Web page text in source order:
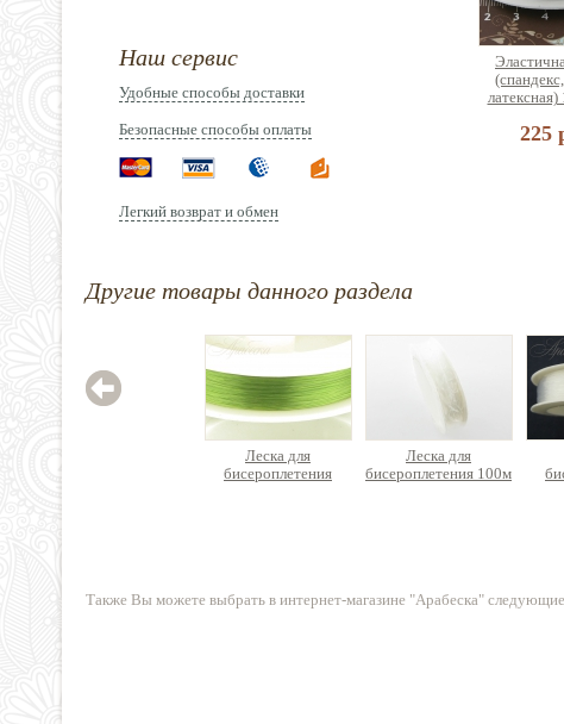
Наш сервис
Удобные способы доставки
Безопасные способы оплаты
Легкий возврат и обмен
225
Цена по
Другие товары данного раздела
Леска для
бисероплетения
Леска для
бисероплетения 100м
Также Вы можете выбрать в интернет-магазине "Арабеска"